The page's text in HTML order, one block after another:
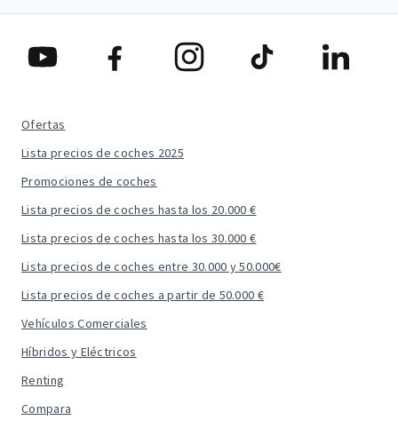
Ofertas
Lista precios de coches 2025
Promociones de coches
Lista precios de coches hasta los 20.000 €
Lista precios de coches hasta los 30.000 €
Lista precios de coches entre 30.000 y 50.000€
Lista precios de coches a partir de 50.000 €
Vehículos Comerciales
Híbridos y Eléctricos
Renting
Compara